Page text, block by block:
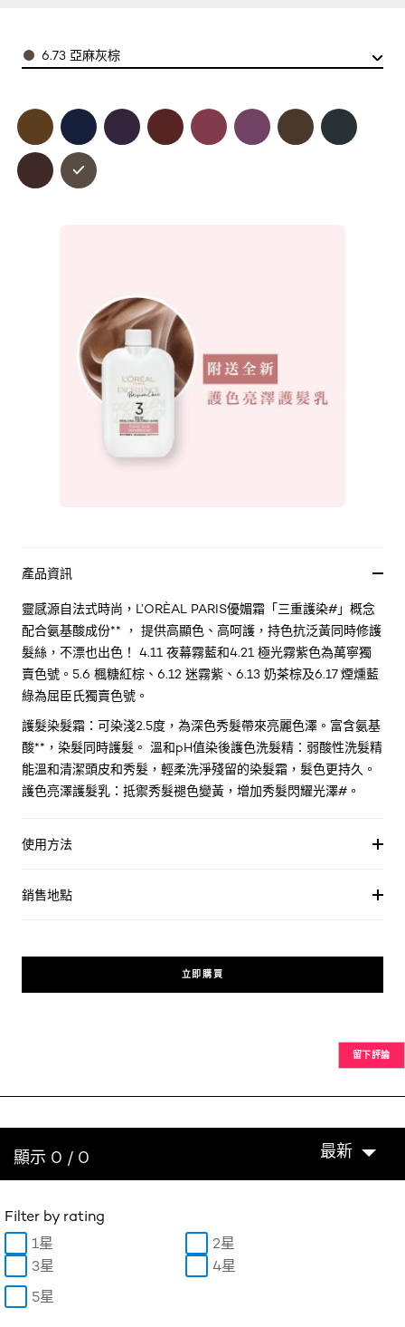
Color6.73 亞麻灰棕
產品資訊
靈感源自法式時尚，L’ORÈAL PARIS優媚霜「三重護染#」概念
配合氨基酸成份** ， 提供高顯色、高呵護，持色抗泛黃同時修護
髮絲，不漂也出色！ 4.11 夜幕霧藍和4.21 極光霧紫色為萬寧獨
賣色號。5.6 楓糖紅棕、6.12 迷霧紫、6.13 奶茶棕及6.17 煙燻藍
綠為屈臣氏獨賣色號。
護髮染髮霜：可染淺2.5度，為深色秀髮帶來亮麗色澤。富含氨基
酸**，染髮同時護髮。 溫和pH值染後護色洗髮精：弱酸性洗髮精
能溫和清潔頭皮和秀髮，輕柔洗淨殘留的染髮霜，髮色更持久。
護色亮澤護髮乳：抵禦秀髮褪色變黃，增加秀髮閃耀光澤#。
使用方法
銷售地點
立即購買
留下評論
顯示 0 / 0 最新
Filter by rating
1星
2星
3星
4星
5星